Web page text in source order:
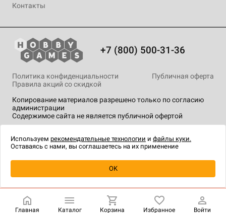
Уведомить о наличии
Контакты
+7 (800) 500-31-36
Копирование материалов разрешено только по согласию
администрации
Содержимое сайта не является публичной офертой
Политика конфиденциальности
Публичная оферта
Правила акций со скидкой
технологии.
Главная Каталог Корзина Избранное Войти
Используем рекомендательные технологии и файлы куки.
Оставаясь с нами, вы соглашаетесь на их применение
OK